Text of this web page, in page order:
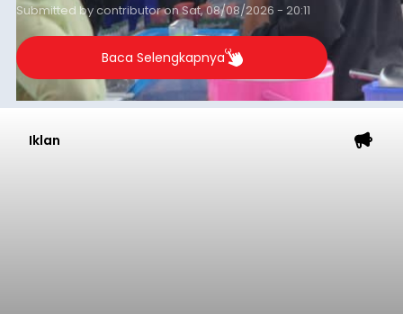
Submitted bycontributoronSat, 08/08/2026 - 20:11
Baca Selengkapnya
Iklan